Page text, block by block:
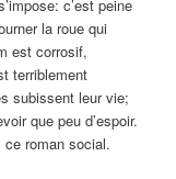
c’est peine
la roue qui
est corrosif,
terriblement
subissent leur vie;
que peu d’espoir.
roman social.